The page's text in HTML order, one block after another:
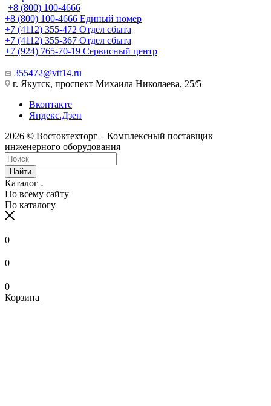
+8 (800) 100-4666
+8 (800) 100-4666 Единый номер
+7 (4112) 355-472 Отдел сбыта
+7 (4112) 355-367 Отдел сбыта
+7 (924) 765-70-19 Сервисный центр
355472@vtt14.ru
г. Якутск, проспект Михаила Николаева, 25/5
Вконтакте
Яндекс.Дзен
2026 © Востоктехторг – Комплексный поставщик
инженерного оборудования
Найти
Каталог
По всему сайту
По каталогу
0
0
0
Корзина